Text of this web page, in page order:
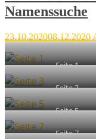
Namenssuche
23.10.202008.12.2020
Seite 1
Seite 3
Seite 5
Seite 7